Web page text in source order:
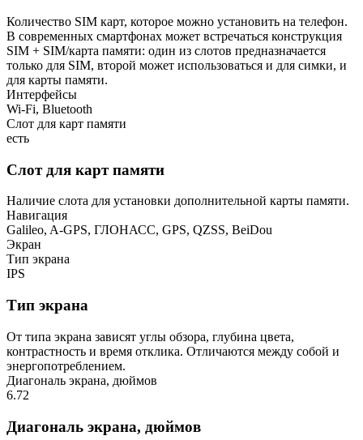
Количество SIM карт, которое можно установить на телефон.
В современных смартфонах может встречаться конструкция
SIM + SIM/карта памяти: один из слотов предназначается
только для SIM, второй может использоваться и для симки, и
для карты памяти.
Интерфейсы
Wi-Fi, Bluetooth
Слот для карт памяти
есть
Слот для карт памяти
Наличие слота для установки дополнительной карты памяти.
Навигация
Galileo, A-GPS, ГЛОНАСС, GPS, QZSS, BeiDou
Экран
Тип экрана
IPS
Тип экрана
От типа экрана зависят углы обзора, глубина цвета,
контрастность и время отклика. Отличаются между собой и
энергопотреблением.
Диагональ экрана, дюймов
6.72
Диагональ экрана, дюймов